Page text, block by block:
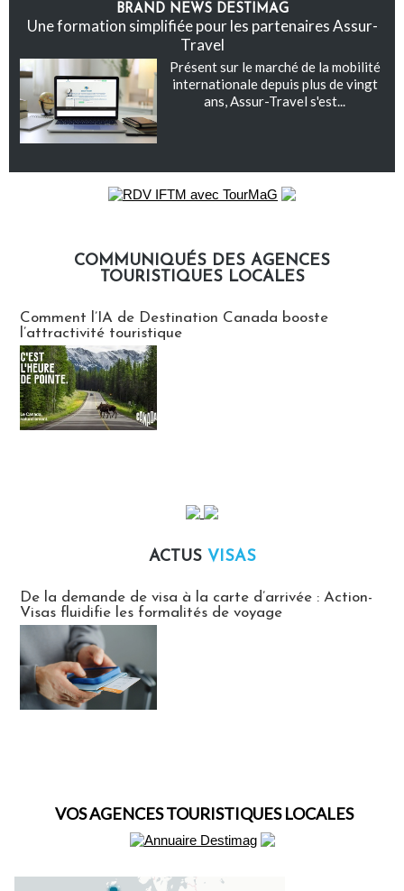
BRAND NEWS DESTIMAG
Une formation simplifiée pour les partenaires Assur-
Travel
Présent sur le marché de la mobilité
internationale depuis plus de vingt
ans, Assur-Travel s'est...
COMMUNIQUÉS DES AGENCES
TOURISTIQUES LOCALES
Comment l’IA de Destination Canada booste
l’attractivité touristique
ACTUS VISAS
De la demande de visa à la carte d’arrivée : Action-
Visas fluidifie les formalités de voyage
VOS AGENCES TOURISTIQUES LOCALES